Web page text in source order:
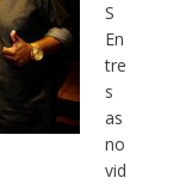
S
En
tre
s
as
no
vid